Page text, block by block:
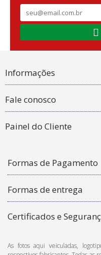
Informações
Fale conosco
Painel do Cliente
Formas de Pagamento
Formas de entrega
Certificados e
As fotos aqui veiculadas,